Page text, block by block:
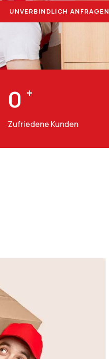
UNVERBINDLICH ANFRAGEN
0 +
Zufriedene Kunden